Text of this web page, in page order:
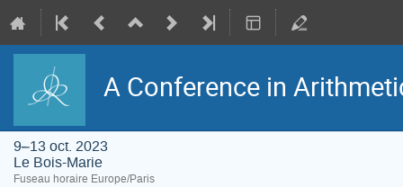
A Conference in
9–13 oct. 2023
Le Bois-Marie
Fuseau horaire Europe/Paris